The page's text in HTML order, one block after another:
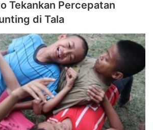
Tekankan Percepatan
di Tala